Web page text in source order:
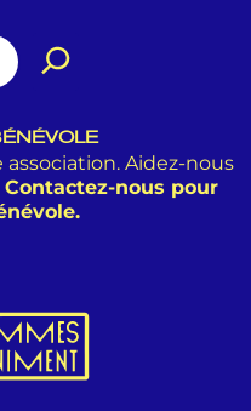
Aidez-nous
Contactez-nous pour